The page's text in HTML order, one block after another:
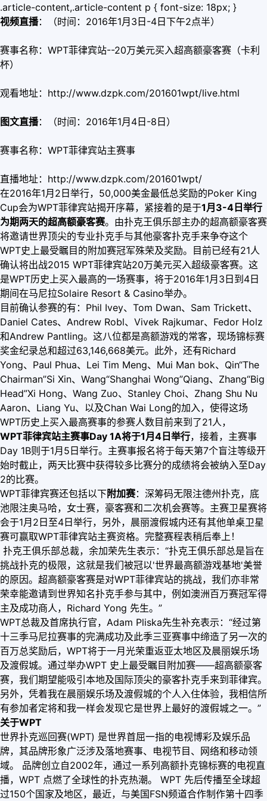
.article-content,.article-content p { font-size: 18px; }
视频直播：（时间：2016年1月3日-4日下午2点半）
赛事名称：WPT菲律宾站--20万美元买入超高额豪客赛（卡利
杯）
观看地址：http://www.dzpk.com/201601wpt/live.html
图文直播：（时间：2016年1月4日-8日）
赛事名称：WPT菲律宾站主赛事
直播地址：http://www.dzpk.com/201601wpt/
在2016年1月2日举行，50,000美金最低总奖励的Poker King
Cup会为WPT菲律宾站揭开序幕，紧接着的是于1月3-4日举行
为期两天的超高额豪客赛。由扑克王俱乐部主办的超高额豪客赛
将邀请世界顶尖的专业扑克手与其他豪客扑克手来争夺这个
WPT史上最受瞩目的附加赛冠军殊荣及奖励。目前已经有21人
确认将出战2015 WPT菲律宾站20万美元买入超级豪客赛。这
是WPT历史上买入最高的一场赛事，将于2016年1月3日到4日
期间在马尼拉Solaire Resort & Casino举办。
目前确认参赛的有：Phil Ivey、Tom Dwan、Sam Trickett、
Daniel Cates、Andrew Robl、Vivek Rajkumar、Fedor Holz
和Andrew Pantling。这八位都是高额游戏的常客，现场锦标赛
奖金纪录总和超过63,146,668美元。此外，还有Richard
Yong、Paul Phua、Lei Tim Meng、Mui Man bok、Qin“The
Chairman”Si Xin、Wang“Shanghai Wong”Qiang、Zhang“Big
Head”Xi Hong、Wang Zuo、Stanley Choi、Zhang Shu Nu
Aaron、Liang Yu、以及Chan Wai Long的加入，使得这场
WPT历史上买入最高赛事的参赛人数目前来到了21人，
WPT菲律宾站主赛事Day 1A将于1月4日举行，接着，主赛事
Day 1B则于1月5日举行。主赛事报名将于每天第7个盲注等级开
始时截止，两天比赛中获得较多比赛分的成绩将会被纳入至Day
2的比赛。
WPT菲律宾赛还包括以下附加赛：深筹码无限注德州扑克，底
池限注奥马哈，女士赛，豪客赛和二次机会赛等。主赛卫星赛将
会于1月2日至4日举行，另外，晨丽渡假城内还有其他单桌卫星
赛可赢取WPT菲律宾站主赛资格。完整赛程表稍后奉上！
扑克王俱乐部总裁，余加荣先生表示：“扑克王俱乐部总是旨在
挑战扑克的极限，这就是我们被冠以'世界最高额游戏基地'美誉
的原因。超高额豪客赛是对WPT菲律宾站的挑战，我们亦非常
荣幸能邀请到世界知名扑克手参与其中，例如澳洲百万赛冠军得
主及成功商人，Richard Yong 先生。”
WPT总裁及首席执行官，Adam Pliska先生补充表示：“经过第
十三季马尼拉赛事的完满成功及此季三亚赛事中缔造了另一次的
百万总奖励后，WPT将于一月光荣重返亚太地区及晨丽娱乐场
及渡假城。通过举办WPT 史上最受瞩目附加赛——超高额豪客
赛，我们期望能吸引本地及国际顶尖的豪客扑克手来到菲律宾。
另外，凭着我在晨丽娱乐场及渡假城的个人入住体验，我相信所
有参加者定将和我一样会发现它是世界上最好的渡假城之一。”
关于WPT
世界扑克巡回赛(WPT) 是世界首屈一指的电视博彩及娱乐品
牌，其品牌形象广泛涉及落地赛事、电视节目、网络和移动领
域。 品牌创立自2002年，通过一系列高额扑克锦标赛的电视直
播，WPT 点燃了全球性的扑克热潮。 WPT 先后传播至全球超
过150个国家及地区，最近，与美国FSN频道合作制作第十四季